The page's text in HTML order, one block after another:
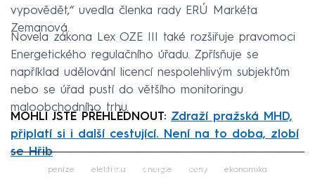
vypovědět,“ uvedla členka rady ERÚ Markéta
Zemanová.
Novela zákona Lex OZE III také rozšiřuje pravomoci
Energetického regulačního úřadu. Zpřísňuje se
například udělování licencí nespolehlivým subjektům
nebo se úřad pustí do většího monitoringu
maloobchodního trhu.
MOHLI JSTE PŘEHLÉDNOUT: Zdraží pražská MHD,
připlatí si i další cestující. Není na to doba, zlobí
se Hřib
Failed to fetch
peníze elektřina energie ceny ekonomika